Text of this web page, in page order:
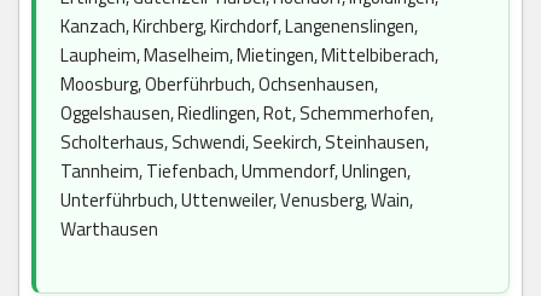
Kanzach, Kirchberg, Kirchdorf, Langenenslingen,
Laupheim, Maselheim, Mietingen, Mittelbiberach,
Moosburg, Oberführbuch, Ochsenhausen,
Oggelshausen, Riedlingen, Rot, Schemmerhofen,
Scholterhaus, Schwendi, Seekirch, Steinhausen,
Tannheim, Tiefenbach, Ummendorf, Unlingen,
Unterführbuch, Uttenweiler, Venusberg, Wain,
Warthausen